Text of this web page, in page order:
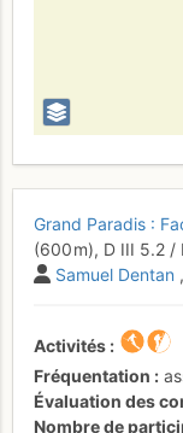
Grand Paradis :
(600 m), D III 5.2 /
Samuel Dentan
Activités
Fréquentation
Évaluation des
Nombre de